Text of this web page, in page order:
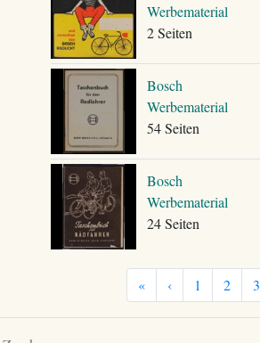
Werbematerial
2 Seiten
Bosch
Werbematerial
54 Seiten
Bosch
Werbematerial
24 Seiten
« ‹ 1 2 3